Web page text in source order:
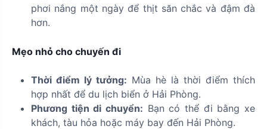
phơi nắng một ngày để thịt săn chắc và đậm đà
hơn.
Mẹo nhỏ cho chuyến đi
Thời điểm lý tưởng: Mùa hè là thời điểm thích
hợp nhất để du lịch biển ở Hải Phòng.
Phương tiện di chuyển: Bạn có thể đi bằng xe
khách, tàu hỏa hoặc máy bay đến Hải Phòng.